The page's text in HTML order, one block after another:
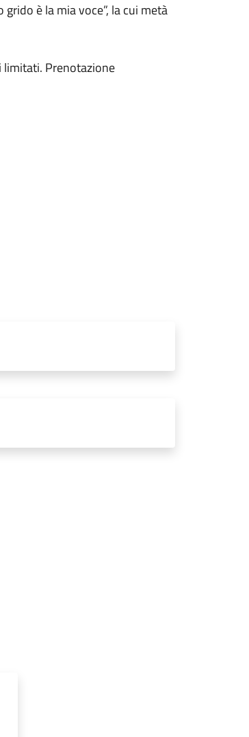
è la mia voce”, la cui metà
limitati. Prenotazione